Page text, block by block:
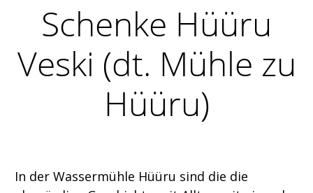
Schenke Hüüru
Veski (dt. Mühle zu
Hüüru)
In der Wassermühle Hüüru sind die die